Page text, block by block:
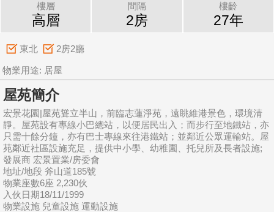
樓層
高層
間隔
2房
樓齡
27年
東北 2房2廳
物業用途: 居屋
屋苑簡介
宏景花園|屋苑聳立半山，前臨志蓮淨苑，遠眺維港景色，環境清
靜。屋苑設有專線小巴總站，以便居民出入；而步行至地鐵站，亦
只需十餘分鐘，亦有巴士專線來往港鐵站；並鄰近公眾運輸站。屋
苑鄰近社區設施充足，提供中小學、幼稚園、托兒所及長者設施;
發展商 宏景置業/房委會
地址/地段 斧山道185號
物業座數6座 2,230伙
入伙日期18/11/1999
物業設施 兒童設施 運動設施